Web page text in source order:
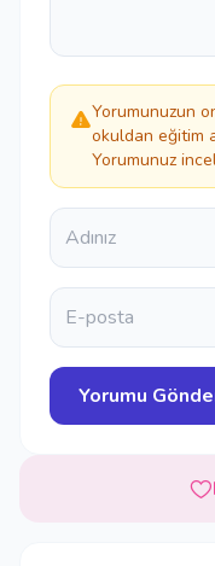
Yorumunuzun
okuldan eğitim
Yorumunuz